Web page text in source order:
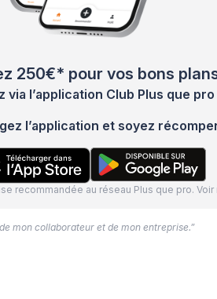
250€* pour vos bons
l’application Club Plus que pro
l’application et soyez
recommandée au réseau Plus que pro.
mon collaborateur et de mon entreprise.”